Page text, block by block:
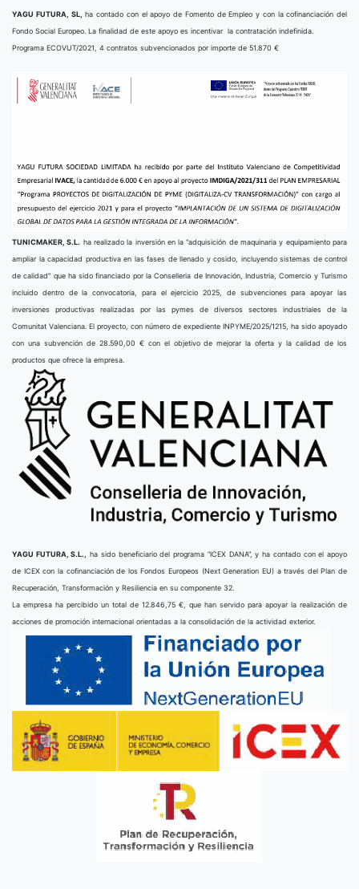
YAGU FUTURA, SL,
ha contado con el apoyo de Fomento de Empleo y con la cofinanciación del
Fondo Social Europeo. La finalidad de este apoyo es incentivar la contratación indefinida.
Programa ECOVUT/2021, 4 contratos subvencionados por importe de 51.870 €
TUNICMAKER, S.L. ha realizado la inversión en la “adquisición de maquinaria y equipamiento para
ampliar la capacidad productiva en las fases de llenado y cosido, incluyendo sistemas de control
de calidad” que ha sido financiado por la Conselleria de Innovación, Industria, Comercio y Turismo
incluido dentro de la convocatoria, para el ejercicio 2025, de subvenciones para apoyar las
inversiones productivas realizadas por las pymes de diversos sectores industriales de la
Comunitat Valenciana. El proyecto, con número de expediente INPYME/2025/1215, ha sido apoyado
con una subvención de 28.590,00 € con el objetivo de mejorar la oferta y la calidad de los
productos que ofrece la empresa.
YAGU FUTURA, S.L.,
ha sido beneficiario del programa “ICEX DANA”, y ha contado con el apoyo
de ICEX con la cofinanciación de los Fondos Europeos (Next Generation EU) a través del Plan de
Recuperación, Transformación y Resiliencia en su componente 32.
La empresa ha percibido un total de 12.846,75 €, que han servido para apoyar la realización de
acciones de promoción internacional orientadas a la consolidación de la actividad exterior.